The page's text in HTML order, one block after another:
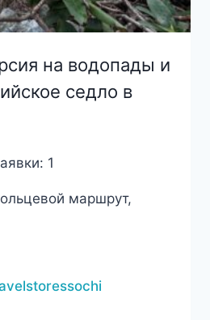
на водопады и
седло в
1
маршрут,